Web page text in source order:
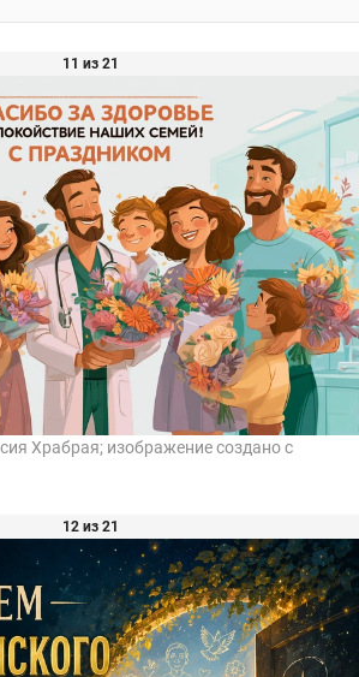
11 из 21
Храбрая; изображение создано с
12 из 21